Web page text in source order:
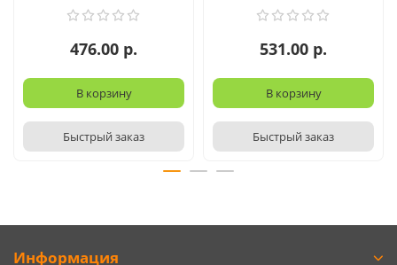
476.00 р.
В корзину
Быстрый заказ
531.00 р.
В корзину
Быстрый заказ
Информация